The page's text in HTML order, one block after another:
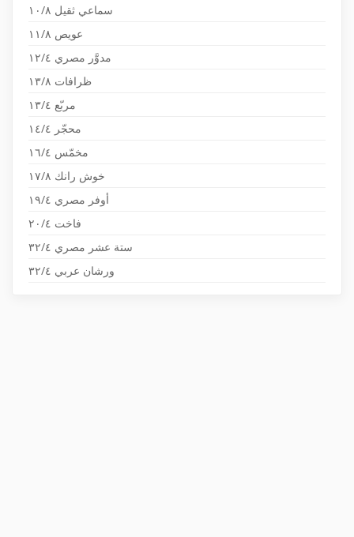
سماعي ثقيل ١٠/٨
عويص ١١/٨
مدوَّر مصري ١٢/٤
ظرافات ١٣/٨
مربّع ١٣/٤
محجّر ١٤/٤
مخمّس ١٦/٤
خوش رانك ١٧/٨
أوفر مصري ١٩/٤
فاخت ٢٠/٤
ستة عشر مصري ٣٢/٤
ورشان عربي ٣٢/٤